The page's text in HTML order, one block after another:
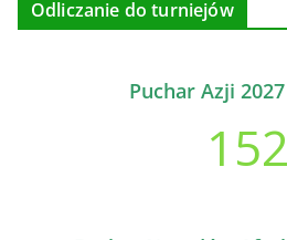
Odliczanie do turniejów
Puchar Azji
152